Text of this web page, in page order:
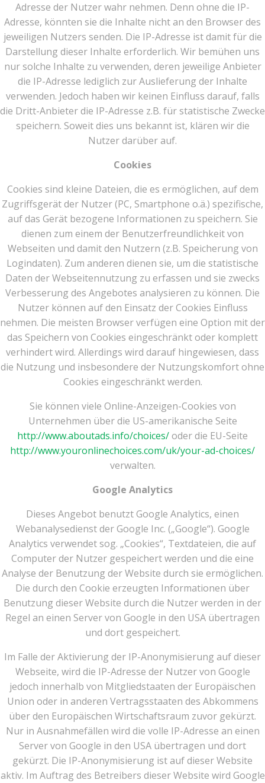
Adresse der Nutzer wahr nehmen. Denn ohne die IP-
Adresse, könnten sie die Inhalte nicht an den Browser des
jeweiligen Nutzers senden. Die IP-Adresse ist damit für die
Darstellung dieser Inhalte erforderlich. Wir bemühen uns
nur solche Inhalte zu verwenden, deren jeweilige Anbieter
die IP-Adresse lediglich zur Auslieferung der Inhalte
verwenden. Jedoch haben wir keinen Einfluss darauf, falls
die Dritt-Anbieter die IP-Adresse z.B. für statistische Zwecke
speichern. Soweit dies uns bekannt ist, klären wir die
Nutzer darüber auf.
Cookies
Cookies sind kleine Dateien, die es ermöglichen, auf dem
Zugriffsgerät der Nutzer (PC, Smartphone o.ä.) spezifische,
auf das Gerät bezogene Informationen zu speichern. Sie
dienen zum einem der Benutzerfreundlichkeit von
Webseiten und damit den Nutzern (z.B. Speicherung von
Logindaten). Zum anderen dienen sie, um die statistische
Daten der Webseitennutzung zu erfassen und sie zwecks
Verbesserung des Angebotes analysieren zu können. Die
Nutzer können auf den Einsatz der Cookies Einfluss
nehmen. Die meisten Browser verfügen eine Option mit der
das Speichern von Cookies eingeschränkt oder komplett
verhindert wird. Allerdings wird darauf hingewiesen, dass
die Nutzung und insbesondere der Nutzungskomfort ohne
Cookies eingeschränkt werden.
Sie können viele Online-Anzeigen-Cookies von
Unternehmen über die US-amerikanische Seite
http://www.aboutads.info/choices/oder die EU-Seite
http://www.youronlinechoices.com/uk/your-ad-choices/
verwalten.
Google Analytics
Dieses Angebot benutzt Google Analytics, einen
Webanalysedienst der Google Inc. („Google“). Google
Analytics verwendet sog. „Cookies“, Textdateien, die auf
Computer der Nutzer gespeichert werden und die eine
Analyse der Benutzung der Website durch sie ermöglichen.
Die durch den Cookie erzeugten Informationen über
Benutzung dieser Website durch die Nutzer werden in der
Regel an einen Server von Google in den USA übertragen
und dort gespeichert.
Im Falle der Aktivierung der IP-Anonymisierung auf dieser
Webseite, wird die IP-Adresse der Nutzer von Google
jedoch innerhalb von Mitgliedstaaten der Europäischen
Union oder in anderen Vertragsstaaten des Abkommens
über den Europäischen Wirtschaftsraum zuvor gekürzt.
Nur in Ausnahmefällen wird die volle IP-Adresse an einen
Server von Google in den USA übertragen und dort
gekürzt. Die IP-Anonymisierung ist auf dieser Website
aktiv. Im Auftrag des Betreibers dieser Website wird Google